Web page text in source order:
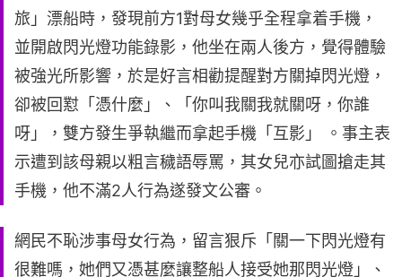
旅」漂船時，發現前方1對母女幾乎全程拿着手機，
並開啟閃光燈功能錄影，他坐在兩人後方，覺得體驗
被強光所影響，於是好言相勸提醒對方關掉閃光燈，
卻被回懟「憑什麼」、「你叫我關我就關呀，你誰
呀」，雙方發生爭執繼而拿起手機「互影」 。事主表
示遭到該母親以粗言穢語辱罵，其女兒亦試圖搶走其
手機，他不滿2人行為遂發文公審。
網民不恥涉事母女行為，留言狠斥「關一下閃光燈有
很難嗎，她們又憑甚麼讓整船人接受她那閃光燈」、